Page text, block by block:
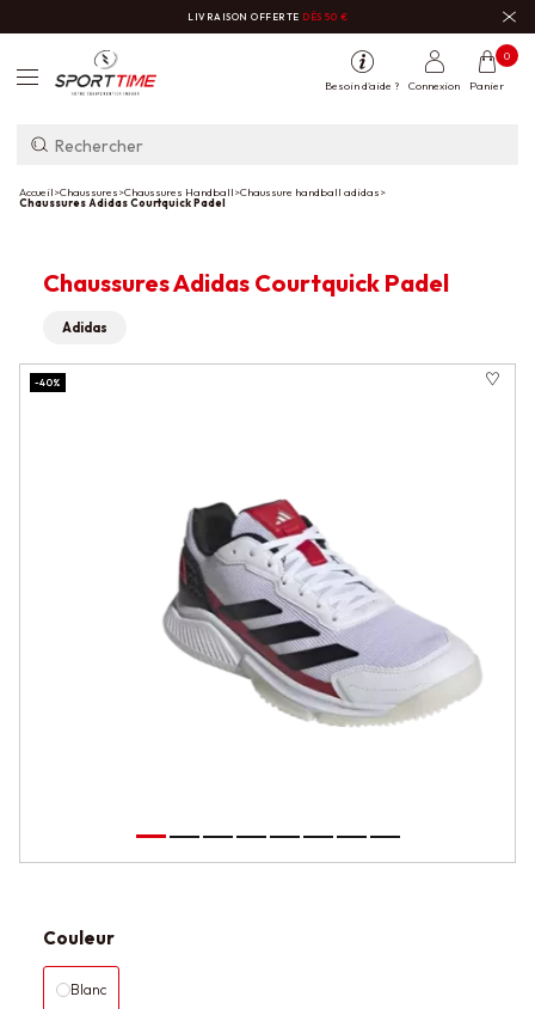
LIVRAISON OFFERTE DÈS 50 €
Besoin d'aide ? Connexion Panier
0
Accueil>Chaussures>Chaussures Handball>Chaussure handball adidas>
Chaussures Adidas Courtquick Padel
Couleur
Blanc
Chaussures Adidas Courtquick Padel
Adidas
-40%